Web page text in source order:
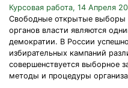
Курсовая работа, 14 Апреля
Свободные открытые
органов власти являются
демократии. В России
избирательных кампаний
совершенствуется выборное
методы и процедуры